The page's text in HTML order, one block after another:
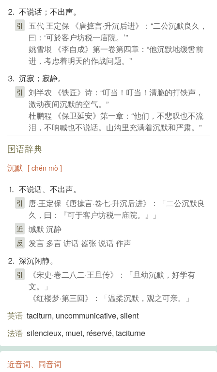
⒉ 不说话；不出声。
引
五代 王定保 《唐摭言·升沉后进》：“二公沉默良久，
曰：‘可於客户坊税一庙院。’”
姚雪垠 《李自成》第一卷第四章：“他沉默地缓辔前
进，考虑着明天的作战问题。”
⒊ 沉寂；寂静。
引
刘半农 《铁匠》诗：“叮当！叮当！清脆的打铁声，
激动夜间沉默的空气。”
杜鹏程 《保卫延安》第一章：“他们，不悲叹也不流
泪，不呐喊也不说话。山沟里充满着沉默和严肃。”
国语辞典
沉默 [ chén mò ]
⒈ 不说话、不出声。
引
唐·王定保《唐摭言·卷七·升沉后进》：「二公沉默良
久，曰：『可于客户坊税一庙院。』」
近 缄默 沉静
反
发言 多言 讲话 嚣张 说话 作声
⒉ 深沉闲静。
引
《宋史·卷二八二·王旦传》：「旦幼沉默，好学有
文。」
《红楼梦·第三回》：「温柔沉默，观之可亲。」
英语 taciturn, uncommunicative, silent
法语 silencieux, muet, réservé, taciturne
近音词、同音词